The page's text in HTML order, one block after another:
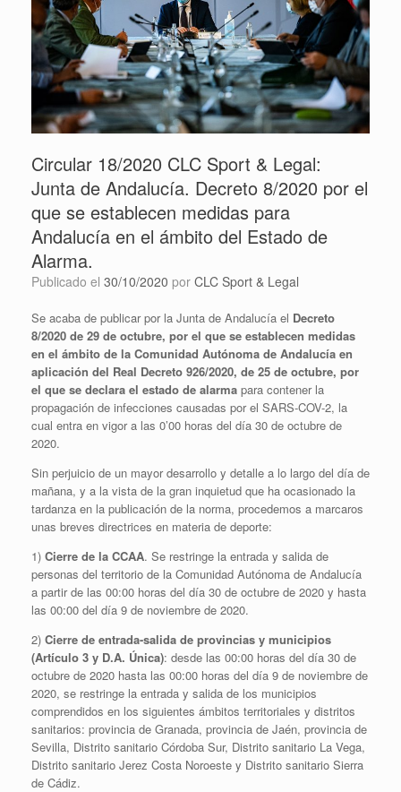
Circular 18/2020 CLC Sport & Legal:
Junta de Andalucía. Decreto 8/2020 por el
que se establecen medidas para
Andalucía en el ámbito del Estado de
Alarma.
Publicado el 30/10/2020 por CLC Sport & Legal
Se acaba de publicar por la Junta de Andalucía el Decreto
8/2020 de 29 de octubre, por el que se establecen medidas
en el ámbito de la Comunidad Autónoma de Andalucía en
aplicación del Real Decreto 926/2020, de 25 de octubre, por
el que se declara el estado de alarma para contener la
propagación de infecciones causadas por el SARS-COV-2, la
cual entra en vigor a las 0’00 horas del día 30 de octubre de
2020.
Sin perjuicio de un mayor desarrollo y detalle a lo largo del día de
mañana, y a la vista de la gran inquietud que ha ocasionado la
tardanza en la publicación de la norma, procedemos a marcaros
unas breves directrices en materia de deporte:
1) Cierre de la CCAA. Se restringe la entrada y salida de
personas del territorio de la Comunidad Autónoma de Andalucía
a partir de las 00:00 horas del día 30 de octubre de 2020 y hasta
las 00:00 del día 9 de noviembre de 2020.
2) Cierre de entrada-salida de provincias y municipios
(Artículo 3 y D.A. Única): desde las 00:00 horas del día 30 de
octubre de 2020 hasta las 00:00 horas del día 9 de noviembre de
2020, se restringe la entrada y salida de los municipios
comprendidos en los siguientes ámbitos territoriales y distritos
sanitarios: provincia de Granada, provincia de Jaén, provincia de
Sevilla, Distrito sanitario Córdoba Sur, Distrito sanitario La Vega,
Distrito sanitario Jerez Costa Noroeste y Distrito sanitario Sierra
de Cádiz.